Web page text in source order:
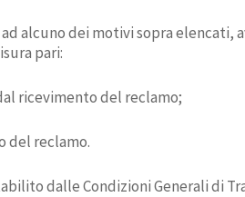
alcuno dei motivi sopra elencati,
pari:
ricevimento del reclamo;
del reclamo.
dalle Condizioni Generali di